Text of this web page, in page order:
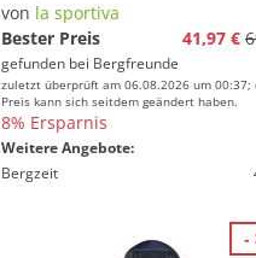
von la sportiva
Bester Preis
41,97 €
gefunden bei Bergfreunde
zuletzt überprüft am 06.08.2026 um 00:37;
Preis kann sich seitdem geändert haben.
8% Ersparnis
Weitere Angebote:
Bergzeit
-